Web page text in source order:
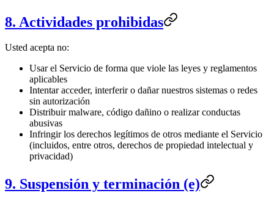
8. Actividades prohibidas
Usted acepta no:
Usar el Servicio de forma que viole las leyes y reglamentos
aplicables
Intentar acceder, interferir o dañar nuestros sistemas o redes
sin autorización
Distribuir malware, código dañino o realizar conductas
abusivas
Infringir los derechos legítimos de otros mediante el Servicio
(incluidos, entre otros, derechos de propiedad intelectual y
privacidad)
9. Suspensión y terminación (e)